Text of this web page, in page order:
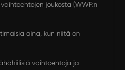
joukosta (WWF:n
aina, kun niitä on
vaihtoehtoja ja